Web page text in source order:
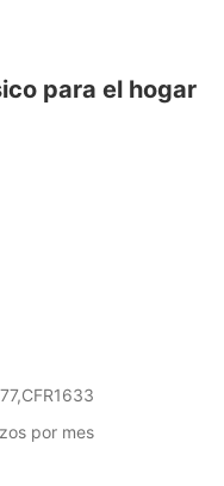
para el hogar
por mes